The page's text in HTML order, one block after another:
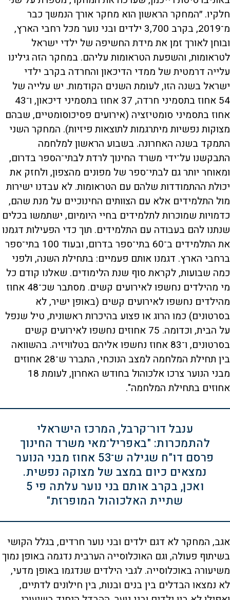
חלקיו. ״המחקר הראשון הוא מחקר אורך הנמשך כבר
מ־2019, בקרב 3,700 ילדים ובני נוער מכל רחבי הארץ,
ובוחן לאורך זמן את מידת החשיפה של ילדי ישראל
לטראומות, והשפעת הטראומות עליהם. במחקר הזה גילינו
עלייה דרמטית של ממדי הדיכאון והחרדה בקרב ילדי
ישראל בשנה הזו, לעומת השנים הקודמות. יש עלייה של
54 אחוז בתסמיני חרדה, 37 אחוז בתסמיני דיכאון, ו־43
אחוז בתסמיני סומטיזציה (אירועים פסיכוסומטיים, שבהם
מצוקות נפשיות מיתרגמות לתוצאות פיזיות). המחקר השני
התמקד בשנה האחרונה. בשבוע הראשון למלחמה
התבקשנו על־ידי משרד החינוך לרדת לבתי־הספר בדרום,
ומאוחר יותר גם לבתי־ספר של מפונים מהצפון, ולחזק את
יכולת ההתמודדות שלהם עם הטראומות. לא עבדנו ישירות
מול התלמידים אלא עם הצוותים החינוכיים על מנת שהם,
כדמויות שמוכרות לתלמידים בחיי היומיום, ישתמשו בכלים
שנתנו להם בעבודה עם התלמידים. תוך כדי הפעילות דגמנו
את התלמידים ב־60 בתי־ספר בדרום, ובעוד 100 בתי־ספר
ברחבי הארץ. דגמנו אותם פעמיים: בתחילת השנה, ולפני
כמה שבועות, לקראת סוף שנת הלימודים. שאלנו קודם כל
מי מהילדים נחשפו לאירועים קשים. מסתבר שכ־48 אחוז
מהילדים נחשפו לאירועים קשים (באופן ישיר, לא
בסרטונים) כמו הרוג או פצוע בהיכרות ראשונית, טיל שנפל
על הבית, וכדומה. 75 אחוזים נחשפו לאירועים קשים
בסרטונים, ו־83 אחוז נחשפו אליהם בטלוויזיה. בהשוואה
בין תחילת המלחמה למצב הנוכחי, התברר ש־28 אחוזים
מבני הנוער צרכו אלכוהול בחודש האחרון, לעומת 18
אחוזים בתחילת המלחמה".
ענבל דור־קרבל, המרכז הישראלי
להתמכרות: "באפריל־מאי משרד החינוך
פרסם דו"ח שגילה ש־53 אחוז מבני הנוער
נמצאים כיום במצב של מצוקה נפשית.
ואכן, בקרב אותם בני נוער עלתה פי 5
שתיית האלכוהול המופרזת"
אגב, המחקר לא דגם ילדים ובני נוער חרדים, בגלל הקושי
בשיתוף פעולה, וגם האוכלוסייה הערבית נדגמה באופן נמוך
משיעורה באוכלוסייה. לגבי הילדים שנדגמו באופן מדעי,
לא נמצאו הבדלים בין בנים ובנות, בין חילונים לדתיים,